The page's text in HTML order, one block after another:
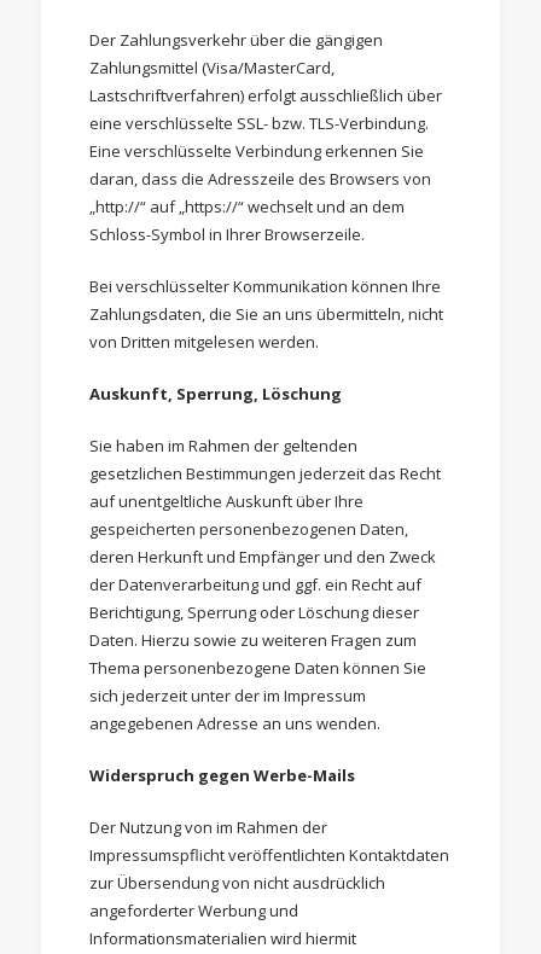
Der Zahlungsverkehr über die gängigen
Zahlungsmittel (Visa/MasterCard,
Lastschriftverfahren) erfolgt ausschließlich über
eine verschlüsselte SSL- bzw. TLS-Verbindung.
Eine verschlüsselte Verbindung erkennen Sie
daran, dass die Adresszeile des Browsers von
„http://“ auf „https://“ wechselt und an dem
Schloss-Symbol in Ihrer Browserzeile.
Bei verschlüsselter Kommunikation können Ihre
Zahlungsdaten, die Sie an uns übermitteln, nicht
von Dritten mitgelesen werden.
Auskunft, Sperrung, Löschung
Sie haben im Rahmen der geltenden
gesetzlichen Bestimmungen jederzeit das Recht
auf unentgeltliche Auskunft über Ihre
gespeicherten personenbezogenen Daten,
deren Herkunft und Empfänger und den Zweck
der Datenverarbeitung und ggf. ein Recht auf
Berichtigung, Sperrung oder Löschung dieser
Daten. Hierzu sowie zu weiteren Fragen zum
Thema personenbezogene Daten können Sie
sich jederzeit unter der im Impressum
angegebenen Adresse an uns wenden.
Widerspruch gegen Werbe-Mails
Der Nutzung von im Rahmen der
Impressumspflicht veröffentlichten Kontaktdaten
zur Übersendung von nicht ausdrücklich
angeforderter Werbung und
Informationsmaterialien wird hiermit